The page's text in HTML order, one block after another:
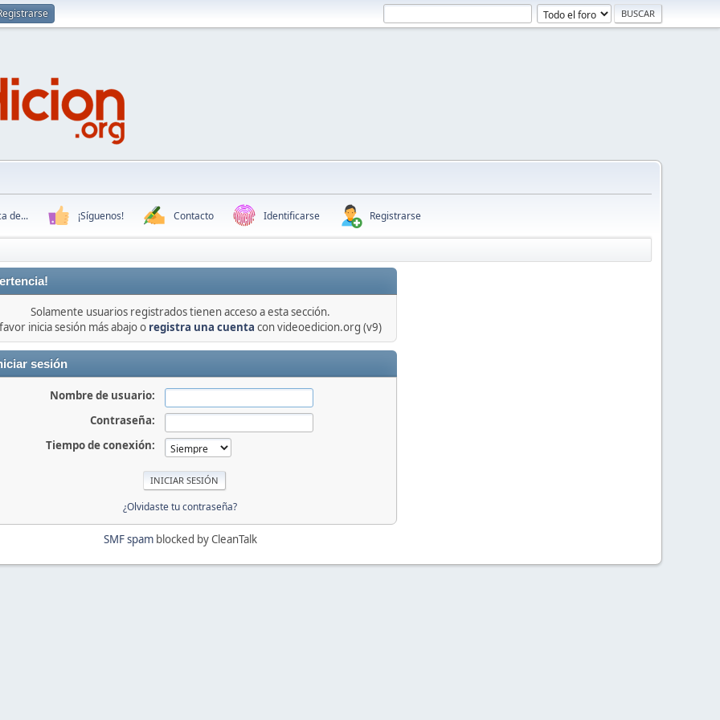
de... ¡Síguenos! Contacto Identificarse Registrarse
Solamente usuarios registrados tienen acceso a esta sección.
inicia sesión más abajo o registra una cuenta con videoedicion.org (v9)
sesión
Nombre de usuario:
Contraseña:
Tiempo de conexión:
¿Olvidaste tu contraseña?
SMF spamblocked by CleanTalk